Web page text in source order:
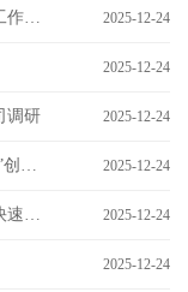
公司召开项目技术质量例会及专业总师工作例会 2025-12-24
2025-12-24
调研 2025-12-24
航空工业设备工程开展“无奋斗 · 不青春”创意演讲比赛 2025-12-24
臭氧发生器具有很好的除臭性能，可以快速氧化分解 2025-12-24
2025-12-24